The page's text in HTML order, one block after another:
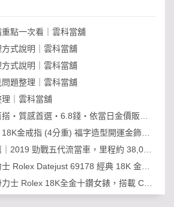
點一次看｜雲科當舖
式說明｜雲科當舖
式說明｜雲科當舖
題整理｜雲科當舖
｜雲科當舖
感首選・6.8錢・依當日金價販售，免工錢更划算
指 (4分重) 福字造型開運金飾，日常百搭超值選！
勁戰五代流當車，里程約 38,000km，可現場賞車議價
Datejust 69178 經典 18K 金鑽石女錶｜原裝 203
18K全金十鑽女錶，搭載 Cal. 2030 機芯的黃金年代